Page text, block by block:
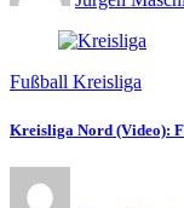
Fußball Kreisliga
Kreisliga Nord (Video):